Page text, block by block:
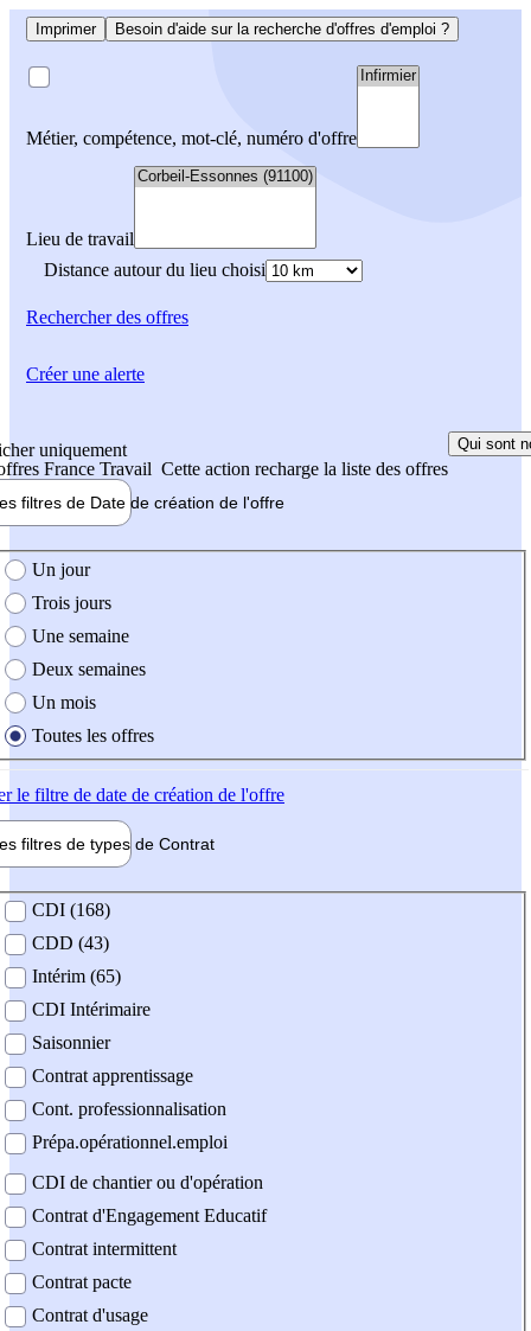
Imprimer Besoin d'aide sur la recherche d'offres d'emploi ?
Métier, compétence, mot-clé, numéro d'offre
Lieu de travail
Distance autour du lieu choisi
Rechercherdes offres
uniquement
France Travail Cette action recharge la liste des offres
Qui sont
filtres de Date de création de l'offre
création de l'offre
Un jour
Trois jours
Une semaine
Deux semaines
Un mois
Toutes les offres
le filtre de date de création de l'offre
filtres de types de Contrat
contrat
CDI (168)
CDD (43)
Intérim (65)
CDI Intérimaire
Saisonnier
Contrat apprentissage
Cont. professionnalisation
Prépa.opérationnel.emploi
CDI de chantier ou d'opération
Contrat d'Engagement Educatif
Contrat intermittent
Contrat pacte
Contrat d'usage
Créer une alerte